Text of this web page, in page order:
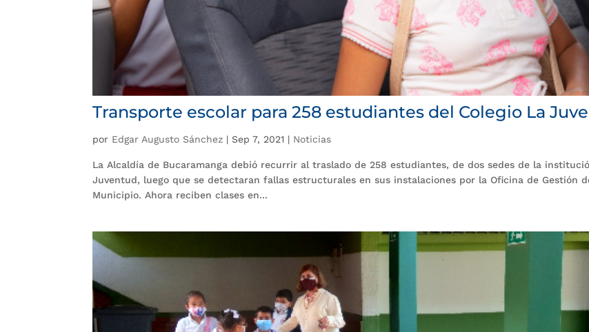
Transporte escolar para 258 estudiantes del Colegio La
por Edgar Augusto Sánchez | Sep 7, 2021 | Noticias
La Alcaldía de Bucaramanga debió recurrir al traslado de 258 estudiantes, de dos sedes de la
Juventud, luego que se detectaran fallas estructurales en sus instalaciones por la Oficina de Gestión
Municipio. Ahora reciben clases en...